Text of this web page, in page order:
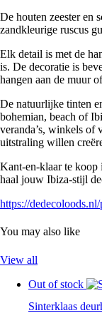
De houten zeester en
zandkleurige ruscus
Elk detail is met de
is. De decoratie is
hangen aan de muur
De natuurlijke tinten
bohemian, beach of
veranda’s, winkels of
uitstraling willen
Kant‑en‑klaar te
haal jouw Ibiza‑stijl
https://
You may also like
View all
Out of stock
Sinterklaas